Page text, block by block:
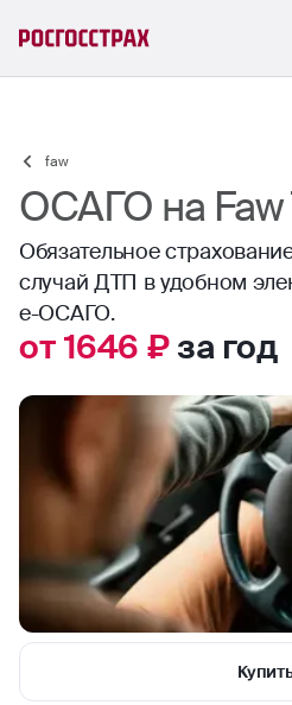
faw
ОСАГО на Faw
Обязательное
случай ДТП в удобном
е-ОСАГО.
от 1646 ₽за год